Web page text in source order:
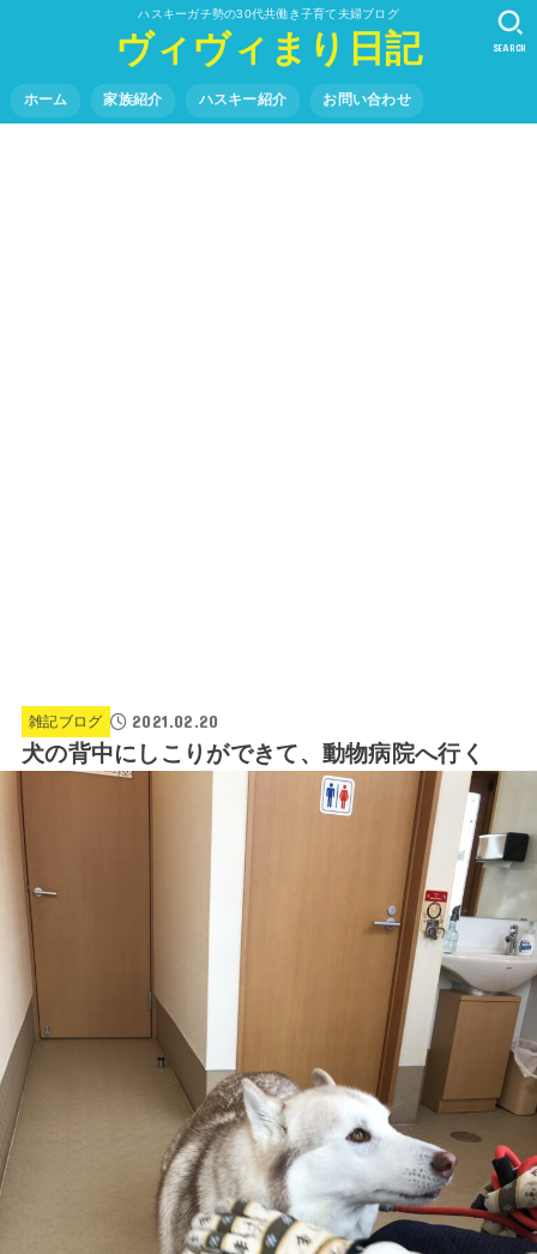
ハスキーガチ勢の30代共働き子育て夫婦ブログ
ヴィヴィまり日記
ホーム 家族紹介 ハスキー紹介 お問い合わせ
SEARCH
雑記ブログ 2021.02.20
犬の背中にしこりができて、動物病院へ行く